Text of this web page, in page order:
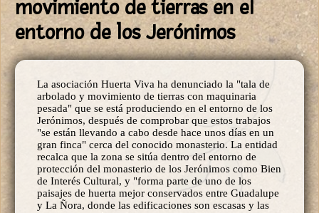
movimiento de tierras en el
entorno de los Jerónimos
La asociación Huerta Viva ha denunciado la "tala de
arbolado y movimiento de tierras con maquinaria
pesada" que se está produciendo en el entorno de los
Jerónimos, después de comprobar que estos trabajos
"se están llevando a cabo desde hace unos días en un
gran finca" cerca del conocido monasterio. La entidad
recalca que la zona se sitúa dentro del entorno de
protección del monasterio de los Jerónimos como Bien
de Interés Cultural, y "forma parte de uno de los
paisajes de huerta mejor conservados entre Guadalupe
y La Ñora, donde las edificaciones son escasas y las